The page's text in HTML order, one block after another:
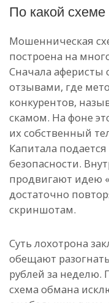
По какой
Мошенническая
построена на
Сначала аферисты
отзывами, где
конкурентов,
скамом. На фоне
их собственный
Капитала
безопасности.
продвигают идею
достаточно
скриншотам.
Суть лохотрона
обещают
рублей за неделю.
схема обмана